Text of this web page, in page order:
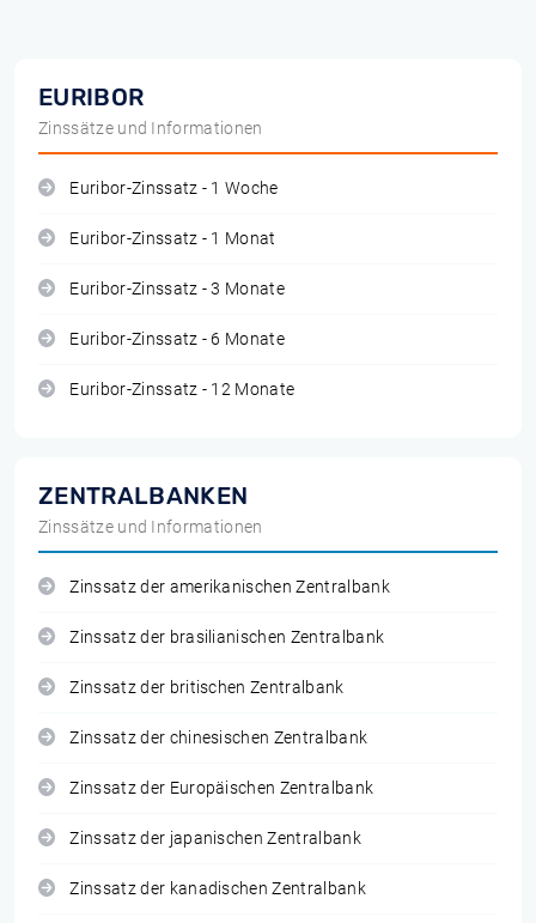
EURIBOR
Zinssätze und Informationen
Euribor-Zinssatz - 1 Woche
Euribor-Zinssatz - 1 Monat
Euribor-Zinssatz - 3 Monate
Euribor-Zinssatz - 6 Monate
Euribor-Zinssatz - 12 Monate
ZENTRALBANKEN
Zinssätze und Informationen
Zinssatz der amerikanischen Zentralbank
Zinssatz der brasilianischen Zentralbank
Zinssatz der britischen Zentralbank
Zinssatz der chinesischen Zentralbank
Zinssatz der Europäischen Zentralbank
Zinssatz der japanischen Zentralbank
Zinssatz der kanadischen Zentralbank